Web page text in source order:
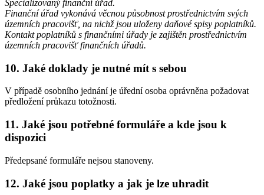
Specializovaný finanční úřad.
Finanční úřad vykonává věcnou působnost prostřednictvím svých
územních pracovišť, na nichž jsou uloženy daňové spisy poplatníků.
Kontakt poplatníků s finančními úřady je zajištěn prostřednictvím
územních pracovišť finančních úřadů.
10. Jaké doklady je nutné mít s sebou
V případě osobního jednání je úřední osoba oprávněna požadovat
předložení průkazu totožnosti.
11. Jaké jsou potřebné formuláře a kde jsou k
dispozici
Předepsané formuláře nejsou stanoveny.
12. Jaké jsou poplatky a jak je lze uhradit